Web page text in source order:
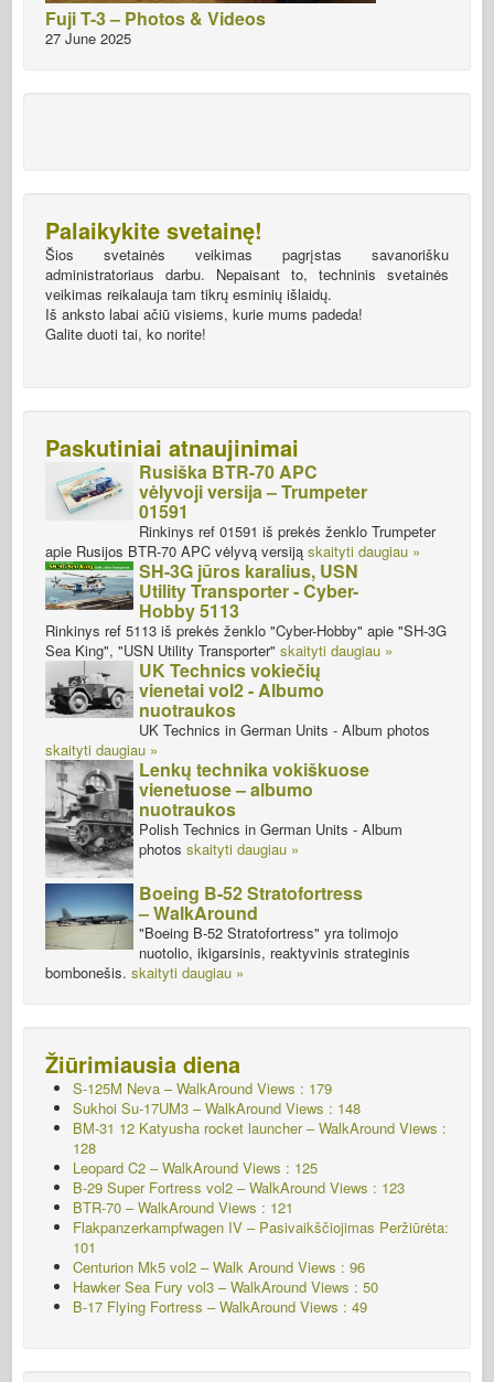
Fuji T-3 – Photos & Videos
27 June 2025
Palaikykite svetainę!
Šios svetainės veikimas pagrįstas savanorišku
administratoriaus darbu. Nepaisant to, techninis svetainės
veikimas reikalauja tam tikrų esminių išlaidų.
Iš anksto labai ačiū visiems, kurie mums padeda!
Galite duoti tai, ko norite!
Paskutiniai atnaujinimai
Rusiška BTR-70 APC
vėlyvoji versija – Trumpeter
01591
Rinkinys ref 01591 iš prekės ženklo Trumpeter
apie Rusijos BTR-70 APC vėlyvą versiją skaityti daugiau »
SH-3G jūros karalius, USN
Utility Transporter - Cyber-
Hobby 5113
Rinkinys ref 5113 iš prekės ženklo "Cyber-Hobby" apie "SH-3G
Sea King", "USN Utility Transporter" skaityti daugiau »
UK Technics vokiečių
vienetai vol2 - Albumo
nuotraukos
UK Technics in German Units - Album photos
skaityti daugiau »
Lenkų technika vokiškuose
vienetuose – albumo
nuotraukos
Polish Technics in German Units - Album
photos skaityti daugiau »
Boeing B-52 Stratofortress
– WalkAround
"Boeing B-52 Stratofortress" yra tolimojo
nuotolio, ikigarsinis, reaktyvinis strateginis
bombonešis. skaityti daugiau »
Žiūrimiausia diena
S-125M Neva – WalkAround Views : 179
Sukhoi Su-17UM3 – WalkAround Views : 148
BM-31 12 Katyusha rocket launcher – WalkAround Views :
128
Leopard C2 – WalkAround Views : 125
B-29 Super Fortress vol2 – WalkAround Views : 123
BTR-70 – WalkAround Views : 121
Flakpanzerkampfwagen IV – Pasivaikščiojimas Peržiūrėta:
101
Centurion Mk5 vol2 – Walk Around Views : 96
Hawker Sea Fury vol3 – WalkAround Views : 50
B-17 Flying Fortress – WalkAround Views : 49